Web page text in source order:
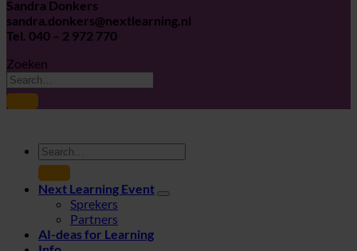
Sandra Donkers
sandra.donkers@nextlearning.nl
Tel. 040 – 2 972 770
Zoeken
Next Learning Event
Sprekers
Partners
AI-deas for Learning